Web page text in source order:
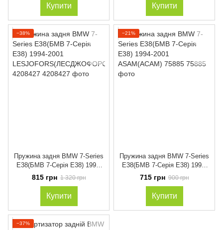
Купити Купити
−38%
Пружина задня BMW 7-Series
E38(БМВ 7-Серія Е38) 1994-
2001
LESJOFORS(ЛЕСДЖОФОРС)
4208427
815 грн 1 320 грн
Купити
−21%
Пружина задня BMW 7-Series
E38(БМВ 7-Серія Е38) 1994-
2001 ASAM(АСАМ) 75885
715 грн 900 грн
Купити
−37%